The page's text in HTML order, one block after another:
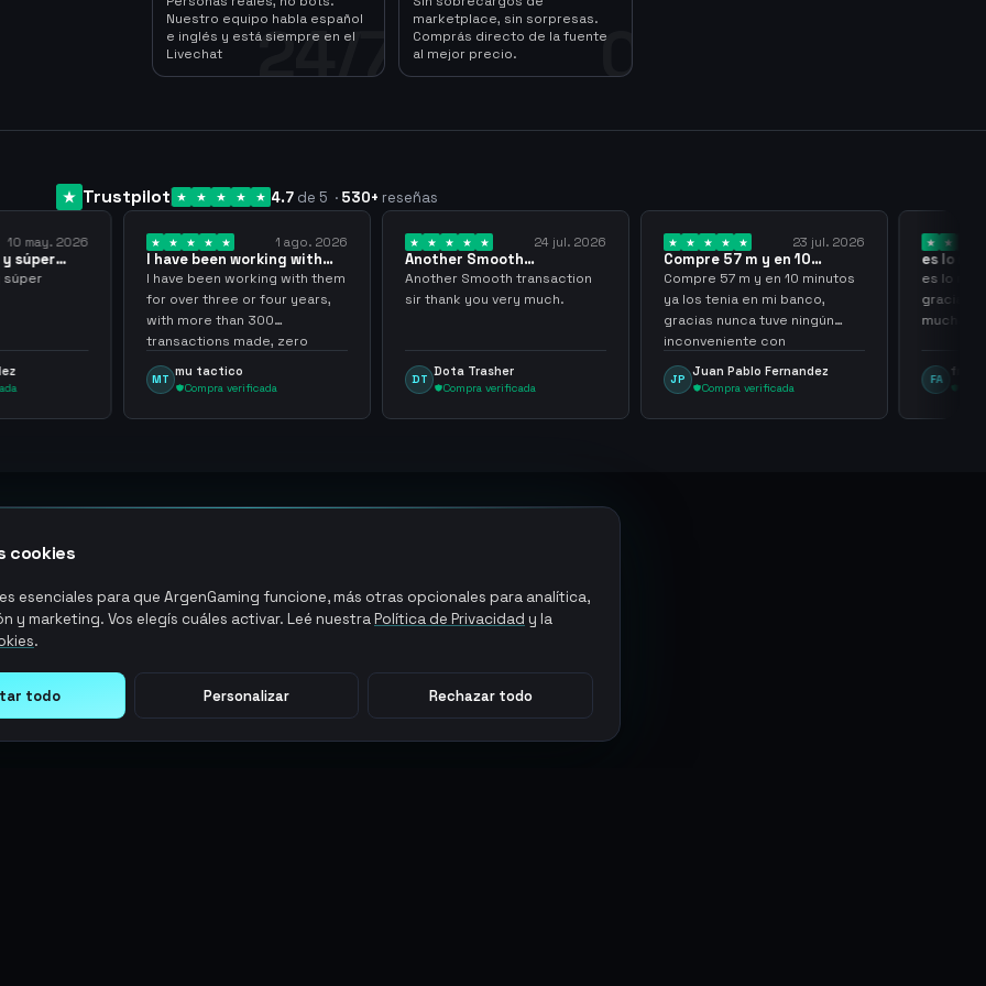
24/7
Nuestro equipo habla español
e inglés y está siempre en el
Livechat
0
marketplace, sin sorpresas.
Comprás directo de la fuente
al mejor precio.
Trustpilot 4.7 de 5 · 530+ reseñas
1 ago. 2026
with
years
with them
years,
recommend
24 jul. 2026
Another Smooth
transaction sir thank…
Another Smooth transaction
sir thank you very much.
DT
Dota Trasher
Compra verificada
23 jul. 2026
Compre 57 m y en 10
minutos ya los…
Compre 57 m y en 10 minutos
ya los tenia en mi banco,
argenganming
JP
Juan Pablo Fernandez
Compra verificada
20 jul. 2026
es lo mejor de lo mejor
gracias por…
es lo mejor de lo mejor
gracias por todo sigan asi
muchachos
FA
frank avila
Compra verificada
Trusted
LS
cookies
esenciales para que ArgenGaming funcione, más otras opcionales para analítica,
y marketing. Vos elegís cuáles activar. Leé nuestraPolítica de Privacidad y la
.
todo Personalizar Rechazar todo